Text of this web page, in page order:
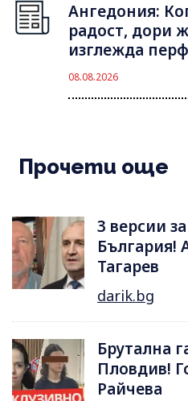
Ангедония:
радост, дори
изглежда
08.08.2026
Прочети още
3 версии
България!
Тагарев
darik.bg
Брутална
Пловдив!
Райчева